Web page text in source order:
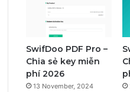
SwifDoo PDF Pro –
Chia sẻ key miễn
phí 2026
13 November, 2024